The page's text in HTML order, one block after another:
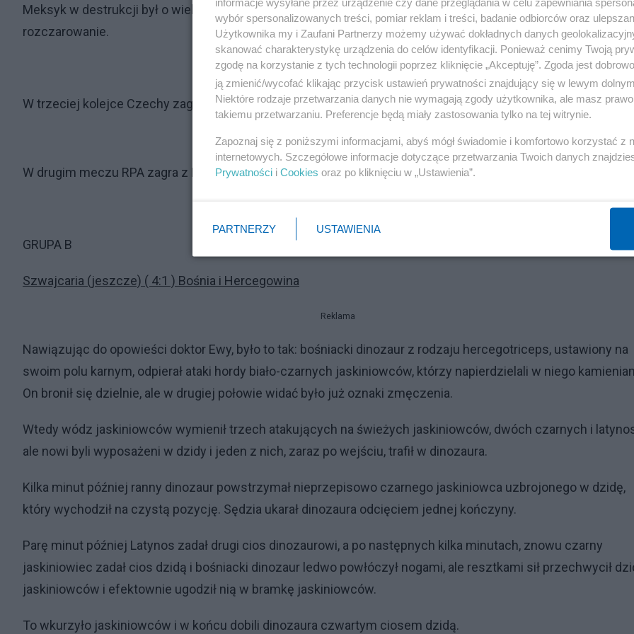
Meksyk w destrukcji był o wiele lepszy od Czechów, dlatego Korea nie mogła w tym meczu poszaleć. Trochę
rozczarowanie.
W trzeciej kolejce Czechy zagrają z Meksykiem, typuję remis.
Reklama
W drugim meczu RPA zagra z Koreą, typuję wygraną Korei.
GRUPA B
Szwajcaria (jeszcze) ( 4:1 ) Bośnia i Hercegowina
Reklama
Nawiązując do opowieści doktor Ewy, było to tak: bośniacki dinozaur z rodzaju hercegotriceps, ustawiony na
swoim polu karnym, odpierał ataki hordy biało-czarnych jaskiniowców, którzy napierdzielali w niego
On bronił się dzielnie, ale w drugiej połowie widać było już oznaki zmęczenia.
Wtedy wódz jaskiniowców wymienił trzech atakujących na świeżych jaskiniowców, dwóch czarnych i
ale nowi byli wyposażeni w dzidy i jeden z nich, zaraz po wejściu, trafił w dinozaura.
Kilka minut później ranny dinozaur powstrzymał nieprzepisowo czarnego jaskiniowca uzbrojonego w dzidę,
który wychodził na czystą pozycję. Sędzia ukarał dinozaura odcięciem jednej kończyny.
Parę minut później Latynos zadał drugi cios dinozaurowi, a po następnych kilka minutach, znowu czarny
jaskiniowiec zadał cios dzidą i bośniacki dinozaur ledwo powłóczył nogami, ale resztkami sił przechwycił
jaskiniowców i efektownie ugodził nią w bramkę jaskiniowców.
To wkurzyło jaskiniowców i w końcu dobili dinozaura czwartym ciosem dzidą.
wybór spersonalizowanych treści, pomiar reklam i treści, badanie odbiorców oraz
Użytkownika my i Zaufani Partnerzy możemy używać dokładnych danych
skanować charakterystykę urządzenia do celów identyfikacji. Ponieważ cenimy Twoją
zgodę na korzystanie z tych technologii poprzez kliknięcie „Akceptuję”. Zgoda jest
ją zmienić/wycofać klikając przycisk ustawień prywatności znajdujący się w lewym
Niektóre rodzaje przetwarzania danych nie wymagają zgody użytkownika, ale masz
takiemu przetwarzaniu. Preferencje będą miały zastosowania tylko na tej witrynie.
Zapoznaj się z poniższymi informacjami, abyś mógł świadomie i komfortowo korzystać z
internetowych. Szczegółowe informacje dotyczące przetwarzania Twoich danych
Prywatności i Cookies oraz po kliknięciu w „Ustawienia”.
PARTNERZY USTAWIENIA